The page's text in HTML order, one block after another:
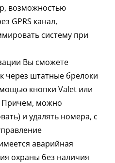
возможностью
GPRS канал,
систему при
Вы сможете
через штатные брелоки
кнопки Valet или
Причем, можно
и удалять номера, с
аварийная
охраны без наличия